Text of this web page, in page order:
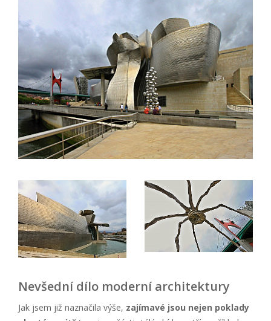
Nevšední dílo moderní architektury
Jak jsem již naznačila výše, zajímavé jsou nejen poklady